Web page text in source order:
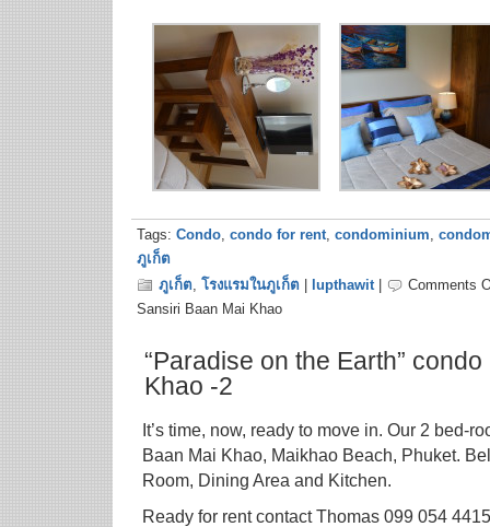
Tags: Condo, condo for rent, condominium,
ภูเก็ต
ภูเก็ต, โรงแรมในภูเก็ต lupthawit|
Comments
Sansiri Baan Mai Khao
“Paradise on the Earth”
Khao -2
It’s time, now, ready to move in. Our 2 bed-
Baan Mai Khao, Maikhao Beach, Phuket.
Room, Dining Area and Kitchen.
Ready for rent contact Thomas 099 054